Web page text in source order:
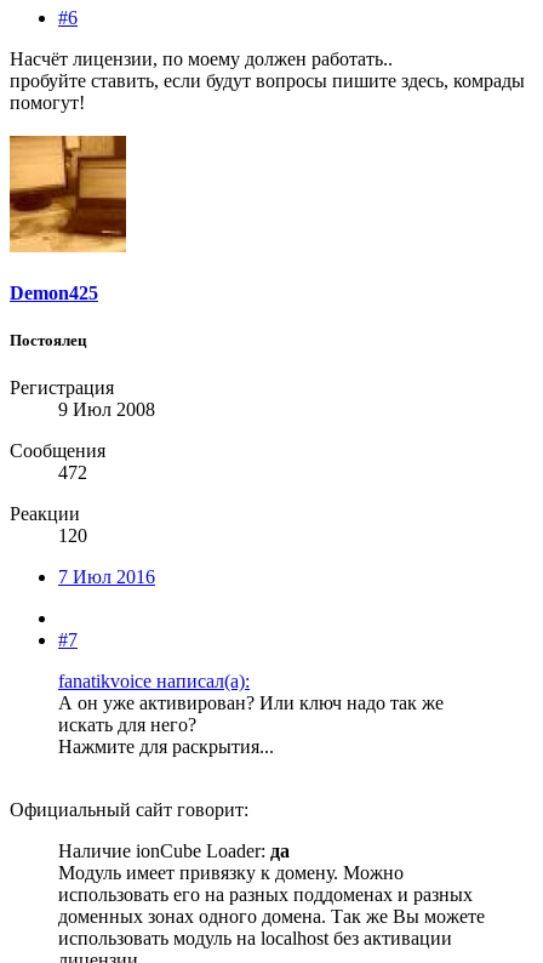
#6
Насчёт лицензии, по моему должен работать..
пробуйте ставить, если будут вопросы пишите здесь, комрады
помогут!
Demon425
Постоялец
Регистрация
9 Июл 2008
Сообщения
472
Реакции
120
7 Июл 2016
#7
fanatikvoice написал(а):
А он уже активирован? Или ключ надо так же
искать для него?
Нажмите для раскрытия...
Официальный сайт говорит:
Наличие ionCube Loader: да
Модуль имеет привязку к домену. Можно
использовать его на разных поддоменах и разных
доменных зонах одного домена. Так же Вы можете
использовать модуль на localhost без активации